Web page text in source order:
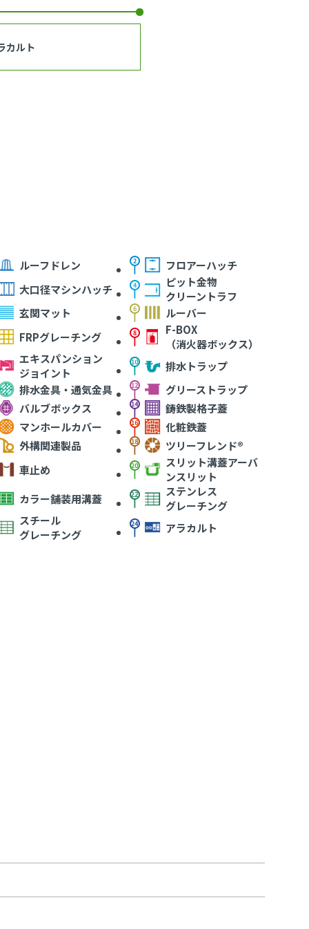
カルト
ルーフドレン
フロアーハッチ
大口径マシンハッチ
ピット金物
クリーントラフ
玄関マット
ルーバー
FRPグレーチング
F-BOX
（消火器ボックス）
エキスパンション
ジョイント
排水トラップ
排水金具・通気金具
グリーストラップ
バルブボックス
鋳鉄製格子蓋
マンホールカバー
化粧鉄蓋
外構関連製品
ツリーフレンド®
車止め
スリット溝蓋アーバ
ンスリット
カラー舗装用溝蓋
ステンレス
グレーチング
スチール
グレーチング
アラカルト